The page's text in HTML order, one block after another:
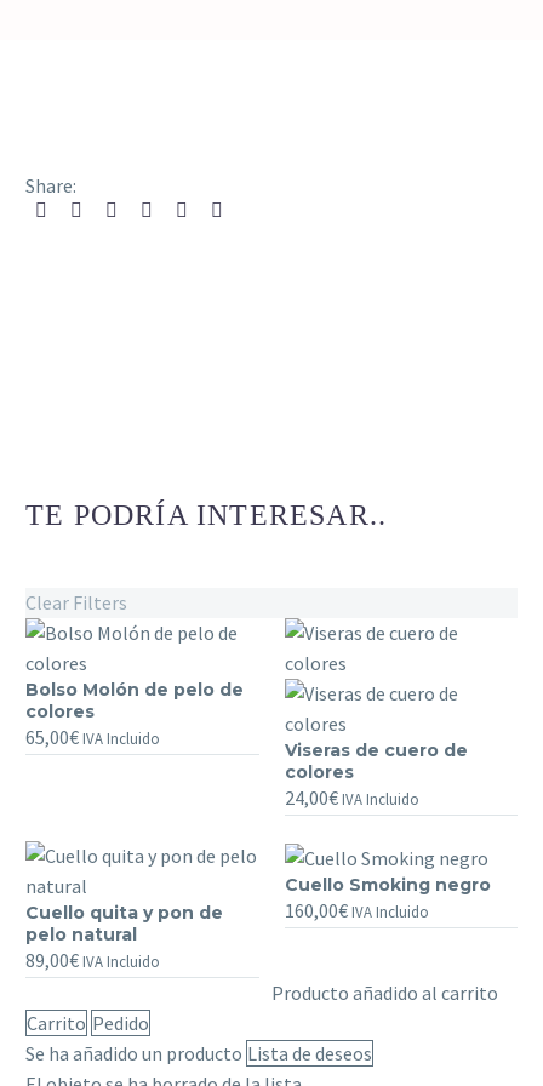
Share:
TE PODRÍA INTERESAR..
Clear Filters
Bolso
Molón
de
colores
Bolso Molón de pelo de
colores
65,00€ IVA Incluido
Viseras
de
cuero
de
colores
Viseras de cuero de
colores
24,00€ IVA Incluido
Cuello
quita
y
pon
de
pelo
Cuello quita y pon de
pelo natural
89,00€ IVA Incluido
Cuello
Smoking
Cuello Smoking negro
160,00€ IVA Incluido
Producto añadido al carrito
Carrito Pedido
Se ha añadido un producto Lista de deseos